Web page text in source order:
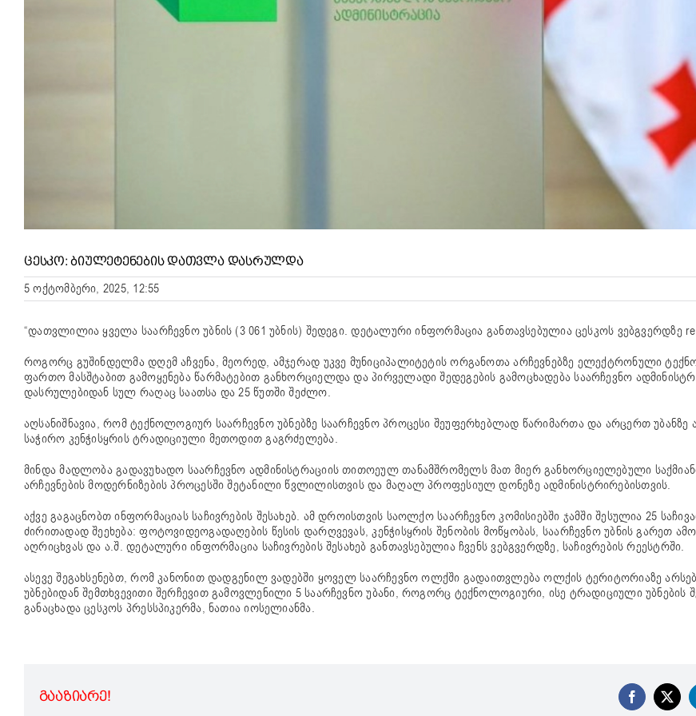
ᲪᲔᲡᲙᲝ: ᲑᲘᲣᲚᲔᲢᲔᲜᲔᲑᲘᲡ ᲓᲐᲗᲕᲚᲐ ᲓᲐᲡᲠᲣᲚᲓᲐ
5 ოქტომბერი, 2025, 12:55
“დათვლილია ყველა საარჩევნო უბნის (3 061 უბნის) შედეგი. დეტალური ინფორმაცია განთავსებულია ცესკოს ვებგვერდზე
როგორც გუშინდელმა დღემ აჩვენა, მეორედ, ამჯერად უკვე მუნიციპალიტეტის ორგანოთა არჩევნებზე ელექტრონული
ფართო მასშტაბით გამოყენება წარმატებით განხორციელდა და პირველადი შედეგების გამოცხადება საარჩევნო
დასრულებიდან სულ რაღაც საათსა და 25 წუთში შეძლო.
აღსანიშნავია, რომ ტექნოლოგიურ საარჩევნო უბნებზე საარჩევნო პროცესი შეუფერხებლად წარიმართა და არცერთ უბანზე
საჭირო კენჭისყრის ტრადიციული მეთოდით გაგრძელება.
მინდა მადლობა გადავუხადო საარჩევნო ადმინისტრაციის თითოეულ თანამშრომელს მათ მიერ განხორციელებული
არჩევნების მოდერნიზების პროცესში შეტანილი წვლილისთვის და მაღალ პროფესიულ დონეზე ადმინისტრირებისთვის.
აქვე გაგაცნობთ ინფორმაციას საჩივრების შესახებ. ამ დროისთვის საოლქო საარჩევნო კომისიებში ჯამში შესულია 25
ძირითადად შეეხება: ფოტოვიდეოგადაღების წესის დარღვევას, კენჭისყრის შენობის მოწყობას, საარჩევნო უბნის გარეთ
აღრიცხვას და ა.შ. დეტალური ინფორმაცია საჩივრების შესახებ განთავსებულია ჩვენს ვებგვერდზე, საჩივრების რეესტრში.
ასევე შეგახსენებთ, რომ კანონით დადგენილ ვადებში ყოველ საარჩევნო ოლქში გადაითვლება ოლქის ტერიტორიაზე
უბნებიდან შემთხვევითი შერჩევით გამოვლენილი 5 საარჩევნო უბანი, როგორც ტექნოლოგიური, ისე ტრადიციული უბნების
განაცხადა ცესკოს პრესსპიკერმა, ნათია იოსელიანმა.
ᲒᲐᲐᲖᲘᲐᲠᲔ! Facebook
X